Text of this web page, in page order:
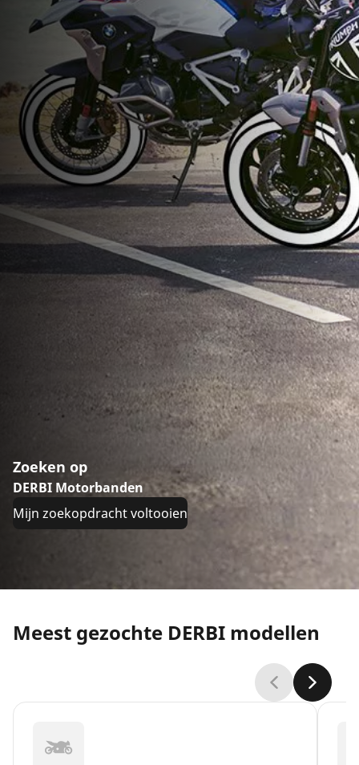
Zoeken op
DERBI Motorbanden
Mijn zoekopdracht voltooien
Meest gezochte DERBI modellen